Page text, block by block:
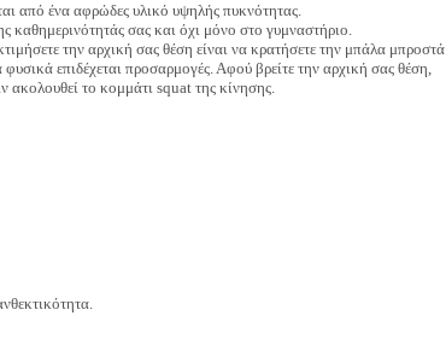
από ένα αφρώδες υλικό υψηλής πυκνότητας.
καθημερινότητάς σας και όχι μόνο στο γυμναστήριο.
την αρχική σας θέση είναι να κρατήσετε την μπάλα μπροστά
επιδέχεται προσαρμογές. Αφού βρείτε την αρχική σας θέση,
ακολουθεί το κομμάτι squat της κίνησης.